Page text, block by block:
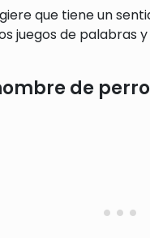
que tiene un
juegos de palabras
de